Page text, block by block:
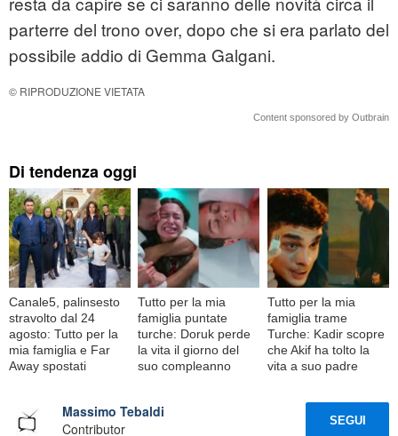
parterre del trono over, dopo che si era parlato del
possibile addio di Gemma Galgani.
© RIPRODUZIONE VIETATA
Content sponsored by Outbrain
Di tendenza oggi
Canale5, palinsesto
stravolto dal 24
agosto: Tutto per la
mia famiglia e Far
Away spostati
Tutto per la mia
famiglia puntate
turche: Doruk perde
la vita il giorno del
suo compleanno
Tutto per la mia
famiglia trame
Turche: Kadir scopre
che Akif ha tolto la
vita a suo padre
Massimo Tebaldi
Contributor
SEGUI